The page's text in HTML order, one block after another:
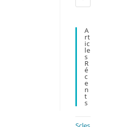
Escape
A
Rt
Ic
Le
S
R
É
C
E
N
T
S